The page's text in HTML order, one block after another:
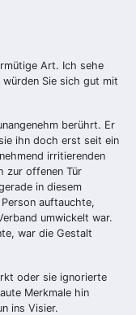
Art. Ich sehe
würden Sie sich gut mit
berührt. Er
ihn doch erst seit ein
irritierenden
zur offenen Tür
in diesem
auftauchte,
umwickelt war.
war die Gestalt
oder sie ignorierte
Merkmale hin
ins Visier.